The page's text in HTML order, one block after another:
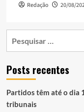
Redação 20/08/
Posts recentes
Partidos têm até o dia
tribunais